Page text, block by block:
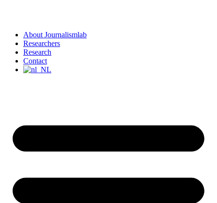
About Journalismlab
Researchers
Research
Contact